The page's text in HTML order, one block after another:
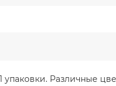
Различные